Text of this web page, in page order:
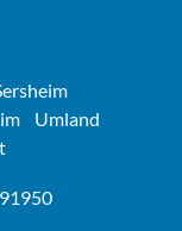
Umland